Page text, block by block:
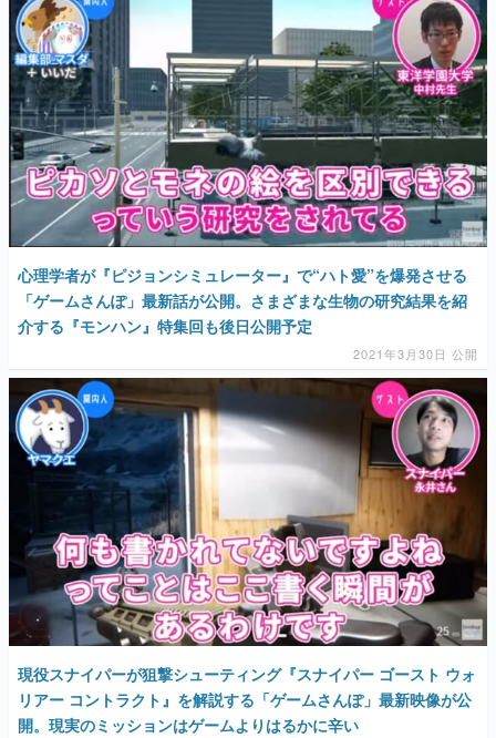
心理学者が『ピジョンシミュレーター』で“ハト愛”を爆発させる
「ゲームさんぽ」最新話が公開。さまざまな生物の研究結果を紹
介する『モンハン』特集回も後日公開予定
2021年3月30日 公開
現役スナイパーが狙撃シューティング『スナイパー ゴースト ウォ
リアー コントラクト』を解説する「ゲームさんぽ」最新映像が公
開。現実のミッションはゲームよりはるかに辛い